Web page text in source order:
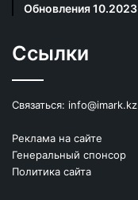
Обновления 10.2023
Ссылки
Связаться: info@imark.kz
Реклама на сайте
Генеральный спонсор
Политика сайта